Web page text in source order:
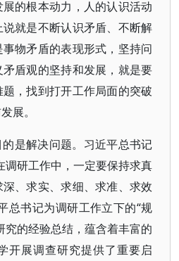
的根本动力，人的认识活动
就是不断认识矛盾、不断解
物矛盾的表现形式，坚持问
盾观的坚持和发展，就是要
，找到打开工作局面的突破
展。
是解决问题。习近平总书记
调研工作中，一定要保持求真
、求实、求细、求准、求效
总书记为调研工作立下的“规
究的经验总结，蕴含着丰富的
开展调查研究提供了重要启